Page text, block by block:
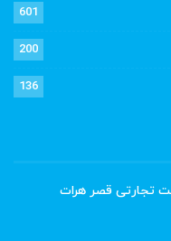
601
200
136
تجارتی قصر هرات